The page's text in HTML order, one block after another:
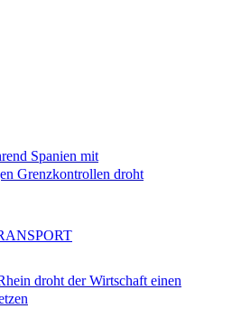
Spanien mit
Grenzkontrollen droht
droht der Wirtschaft einen